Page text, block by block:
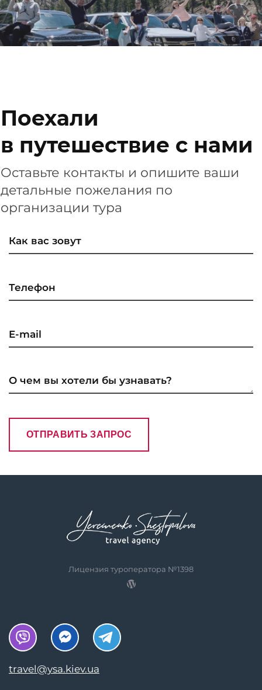
Поехали
в путешествие с нами
Оставьте контакты и опишите ваши
детальные пожелания по
организации тура
Лицензия туроператора №1398
travel@ysa.kiev.ua